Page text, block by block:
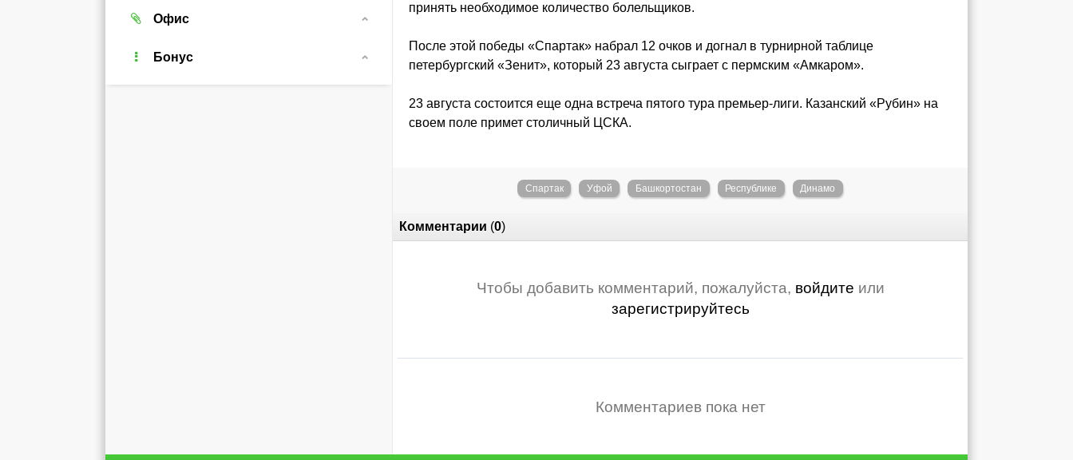
Форум
Чат
Трансферный рынок
Реальные игроки
Офис
Легенды
Бонус
принять необходимое количество болельщиков.
После этой победы «Спартак» набрал 12 очков и догнал в турнирной таблице
петербургский «Зенит», который 23 августа сыграет с пермским «Амкаром».
23 августа состоится еще одна встреча пятого тура премьер-лиги. Казанский «Рубин» на
своем поле примет столичный ЦСКА.
Спартак Уфой Башкортостан Республике Динамо
Комментарии (0)
Чтобы добавить комментарий, пожалуйста, войдите или
зарегистрируйтесь
Комментариев пока нет